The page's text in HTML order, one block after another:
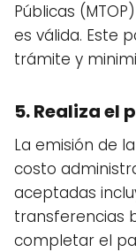
Públicas
es válida. Este
trámite y
5. Realiza el
La emisión de
costo
aceptadas
transferencias
completar el